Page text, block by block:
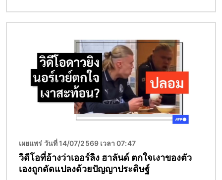
เผยแพร่ วันที่ 14/07/2569 เวลา 07:47
วิดีโอที่อ้างว่าเออร์ลิง ฮาลันด์ ตกใจเงาของตัว
เองถูกดัดแปลงด้วยปัญญาประดิษฐ์